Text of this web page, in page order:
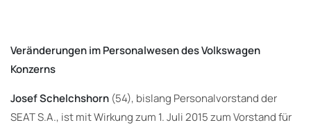
Veränderungen im Personalwesen des Volkswagen
Konzerns
Josef Schelchshorn (54), bislang Personalvorstand der
SEAT S.A., ist mit Wirkung zum 1. Juli 2015 zum Vorstand für